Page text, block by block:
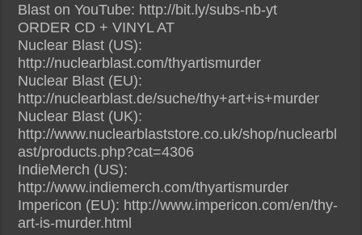
Blast on YouTube: http://bit.ly/subs-nb-yt
ORDER CD + VINYL AT
Nuclear Blast (US):
http://nuclearblast.com/thyartismurder
Nuclear Blast (EU):
http://nuclearblast.de/suche/thy+art+is+murder
Nuclear Blast (UK):
http://www.nuclearblaststore.co.uk/shop/nuclearbl
ast/products.php?cat=4306
IndieMerch (US):
http://www.indiemerch.com/thyartismurder
Impericon (EU): http://www.impericon.com/en/thy-
art-is-murder.html